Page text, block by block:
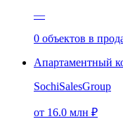
—
0 объектов в
Апартаментный
SochiSalesGroup
от 16.0 млн ₽